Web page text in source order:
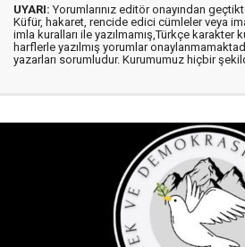
UYARI: Yorumlarınız editör onayından
Küfür, hakaret, rencide edici cümleler veya
imla kuralları ile yazılmamış,Türkçe karakter
harflerle yazılmış yorumlar
yazarları sorumludur. Kurumumuz hiçbir